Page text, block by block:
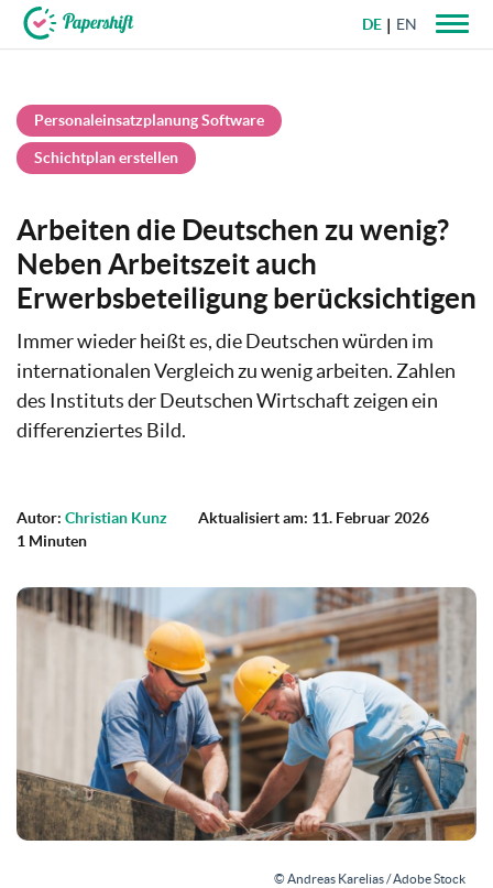
DE EN
Personaleinsatzplanung Software
Schichtplan erstellen
Arbeiten die Deutschen zu wenig?
Neben Arbeitszeit auch
Erwerbsbeteiligung berücksichtigen
Immer wieder heißt es, die Deutschen würden im
internationalen Vergleich zu wenig arbeiten. Zahlen
des Instituts der Deutschen Wirtschaft zeigen ein
differenziertes Bild.
Autor: Christian Kunz
Aktualisiert am: 11. Februar 2026
1 Minuten
© Andreas Karelias / Adobe Stock